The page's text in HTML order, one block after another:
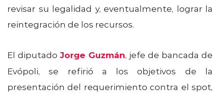
revisar su legalidad y, eventualmente, lograr la
reintegración de los recursos.
El diputado Jorge Guzmán, jefe de bancada de
Evópoli, se refirió a los objetivos de la
presentación del requerimiento contra el spot,